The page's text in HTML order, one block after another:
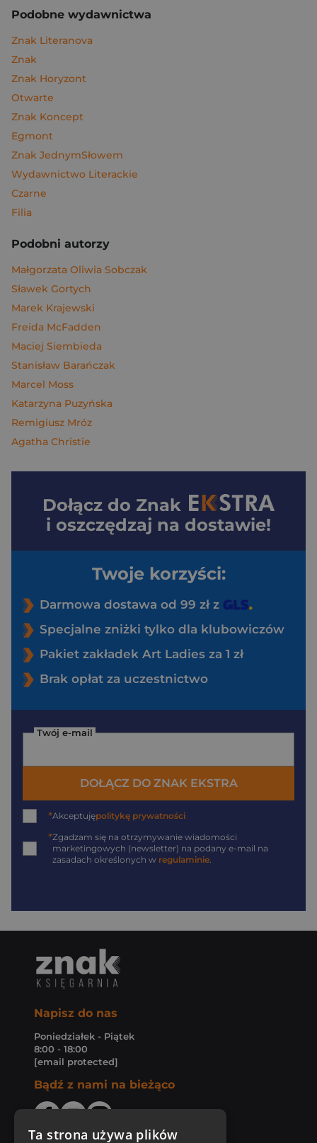
Podobne wydawnictwa
Znak Literanova
Znak
Znak Horyzont
Otwarte
Znak Koncept
Egmont
Znak JednymSłowem
Wydawnictwo Literackie
Czarne
Filia
Podobni autorzy
Małgorzata Oliwia Sobczak
Sławek Gortych
Marek Krajewski
Freida McFadden
Maciej Siembieda
Stanisław Barańczak
Marcel Moss
Katarzyna Puzyńska
Remigiusz Mróz
Agatha Christie
Dołącz do Znak
i oszczędzaj na dostawie!
Twoje korzyści:
Darmowa dostawa od 99 zł z
Specjalne zniżki tylko dla klubowiczów
Pakiet zakładek Art Ladies za 1 zł
Brak opłat za uczestnictwo
Twój e-mail
DOŁĄCZ DO ZNAK EKSTRA
*Akceptujępolitykę prywatności
*Zgadzam się na otrzymywanie wiadomości
marketingowych (newsletter) na podany e-mail na
zasadach określonych w regulaminie.
Napisz do nas
Poniedziałek - Piątek
8:00 - 18:00
[email protected]
Bądź z nami na bieżąco
Ta strona używa plików